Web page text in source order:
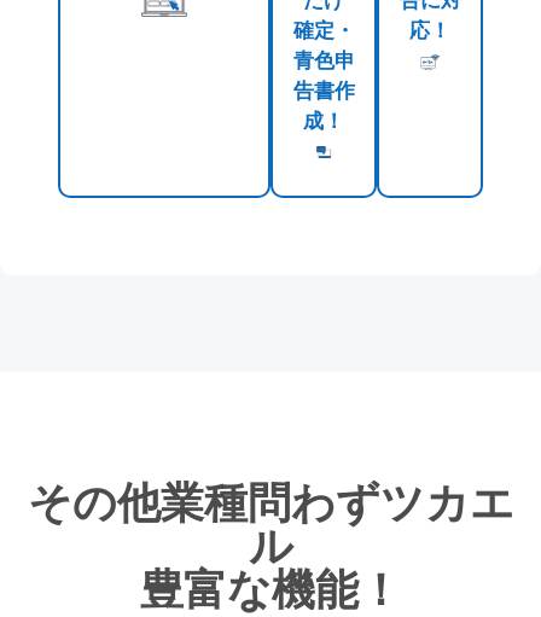
確定・
青色申
告書作
成！
応！
その他業種問わずツカエ
ル
豊富な機能！